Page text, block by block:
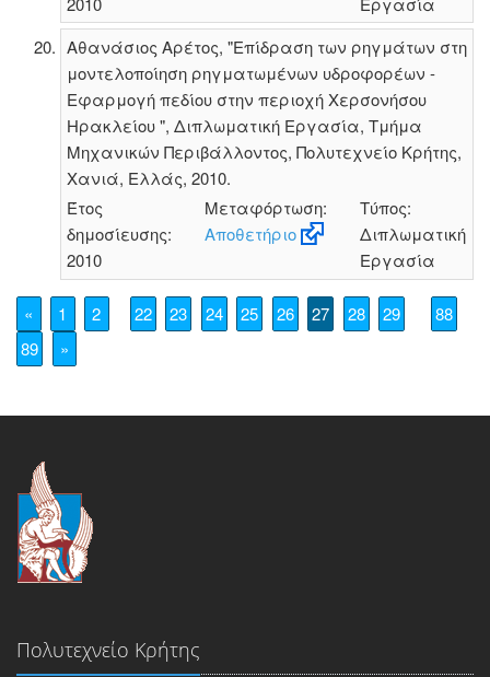
Αθανάσιος Αρέτος, "Επίδραση των ρηγμάτων στη
μοντελοποίηση ρηγματωμένων υδροφορέων -
Εφαρμογή πεδίου στην περιοχή Χερσονήσου
Ηρακλείου ", Διπλωματική Εργασία, Τμήμα
Μηχανικών Περιβάλλοντος, Πολυτεχνείο Κρήτης,
Χανιά, Ελλάς, 2010.
Έτος
δημοσίευσης:
2010
Μεταφόρτωση:
Αποθετήριο
Τύπος:
Διπλωματική
Εργασία
« 1 2 22 23 24 25 26 27 28 29
88
89
»
Πολυτεχνείο Κρήτης